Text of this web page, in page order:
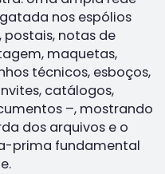
nos espólios
postais, notas de
maquetas,
técnicos, esboços,
catálogos,
–, mostrando
dos arquivos e o
prima fundamental